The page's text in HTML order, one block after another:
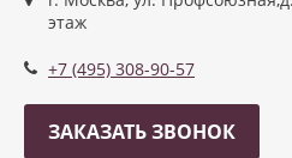
этаж
+7 (495) 308-90-57
ЗАКАЗАТЬ ЗВОНОК